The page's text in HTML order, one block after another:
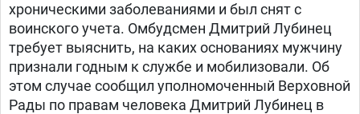
хроническими заболеваниями и был снят с
воинского учета. Омбудсмен Дмитрий Лубинец
требует выяснить, на каких основаниях мужчину
признали годным к службе и мобилизовали. Об
этом случае сообщил уполномоченный Верховной
Рады по правам человека Дмитрий Лубинец в